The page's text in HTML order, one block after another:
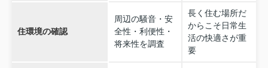
住環境の確認
周辺の騒音・安
全性・利便性・
将来性を調査
長く住む場所だ
からこそ日常生
活の快適さが重
要